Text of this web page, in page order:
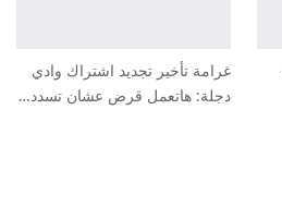
غرامة تأخير تجديد اشتراك وادي
دجلة: هاتعمل قرض عشان تسدد…